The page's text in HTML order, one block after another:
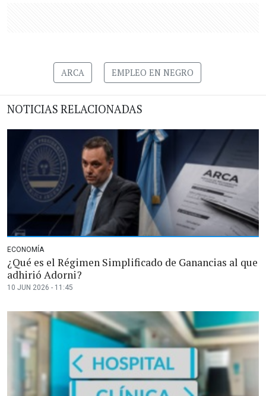
ARCA EMPLEO EN NEGRO
NOTICIAS RELACIONADAS
ECONOMÍA
¿Qué es el Régimen Simplificado de Ganancias al que
adhirió Adorni?
10 JUN 2026 - 11:45